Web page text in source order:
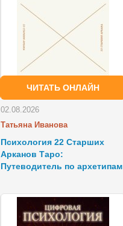
ЧИТАТЬ ОНЛАЙН
02.08.2026
Татьяна Иванова
Психология 22 Старших
Арканов Таро:
Путеводитель по архетипам